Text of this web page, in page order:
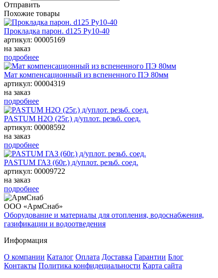
Отправить
Похожие товары
Прокладка парон. d125 Ру10-40
артикул: 00005169
на заказ
подробнее
Мат компенсационный из вспененного ПЭ 80мм
артикул: 00004319
на заказ
подробнее
PASTUM H2O (25г.) д/уплот. резьб. соед.
артикул: 00008592
на заказ
подробнее
PASTUM ГАЗ (60г.) д/уплот. резьб. соед.
артикул: 00009722
на заказ
подробнее
ООО «АрмСнаб»
Оборудование и материалы для отопления, водоснабжения,
газификации и водоотведения
Информация
О компании Каталог Оплата Доставка Гарантии Блог
Контакты Политика конфидециальности Карта сайта